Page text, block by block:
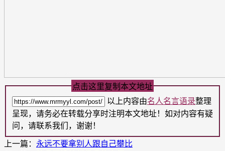
点击这里复制本文地址
以上内容由名人名言语录整理
呈现，请务必在转载分享时注明本文地址！如对内容有疑
问，请联系我们，谢谢！
上一篇： 永远不要拿别人跟自己攀比